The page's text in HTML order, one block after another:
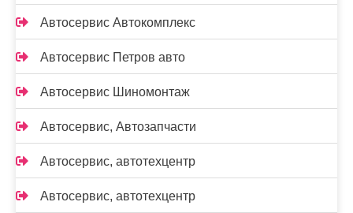
Автосервис Автокомплекс
Автосервис Петров авто
Автосервис Шиномонтаж
Автосервис, Автозапчасти
Автосервис, автотехцентр
Автосервис, автотехцентр